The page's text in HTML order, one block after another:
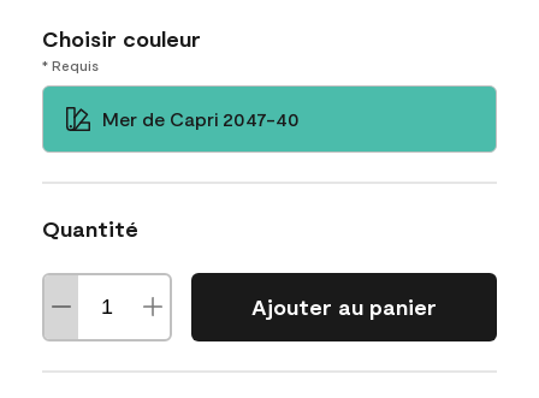
Choisir couleur
* Requis
Mer de Capri 2047-40
Quantité
Ajouter au panier